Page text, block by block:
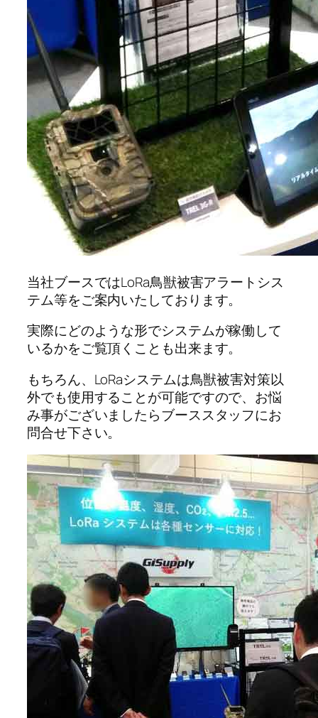
当社ブースではLoRa鳥獣被害アラートシス
テム等をご案内いたしております。
実際にどのような形でシステムが稼働して
いるかをご覧頂くことも出来ます。
もちろん、LoRaシステムは鳥獣被害対策以
外でも使用することが可能ですので、お悩
み事がございましたらブーススタッフにお
問合せ下さい。